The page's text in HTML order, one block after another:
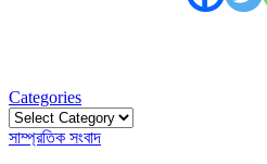
Categories
Categories
সাম্প্রতিক সংবাদ